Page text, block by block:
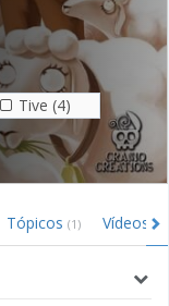
Tive (4)
Tópicos (1) Vídeos(5)